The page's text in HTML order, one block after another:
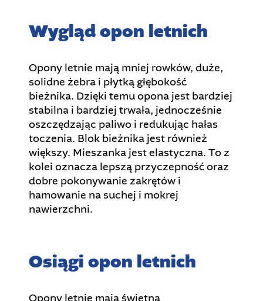
Wygląd opon letnich
Opony letnie mają mniej rowków, duże,
solidne żebra i płytką głębokość
bieżnika. Dzięki temu opona jest bardziej
stabilna i bardziej trwała, jednocześnie
oszczędzając paliwo i redukując hałas
toczenia. Blok bieżnika jest również
większy. Mieszanka jest elastyczna. To z
kolei oznacza lepszą przyczepność oraz
dobre pokonywanie zakrętów i
hamowanie na suchej i mokrej
nawierzchni.
Osiągi opon letnich
Opony letnie mają świetną